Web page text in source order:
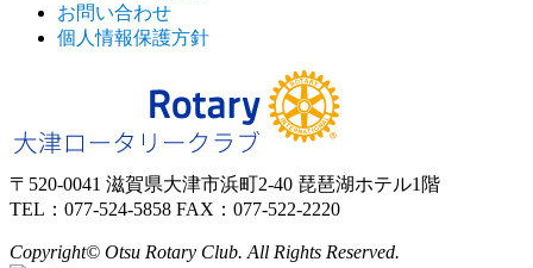
お問い合わせ
個人情報保護方針
〒520-0041 滋賀県大津市浜町2-40 琵琶湖ホテル1階
TEL：077-524-5858 FAX：077-522-2220
Copyright© Otsu Rotary Club. All Rights Reserved.